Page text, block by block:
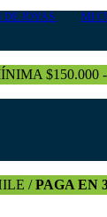
DE JOYAS MI
/PAGA EN